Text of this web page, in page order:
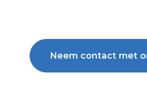
Neem contact met